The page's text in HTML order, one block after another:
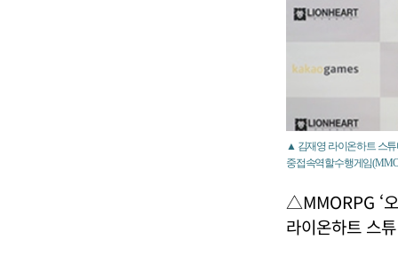
▲ 김재영 라이온하트 스튜
중접속역할수행게임
△MMORPG ‘
라이온하트 스